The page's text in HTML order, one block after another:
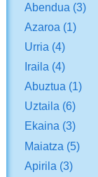
Abendua (3)
Azaroa (1)
Urria (4)
Iraila (4)
Abuztua (1)
Uztaila (6)
Ekaina (3)
Maiatza (5)
Apirila (3)